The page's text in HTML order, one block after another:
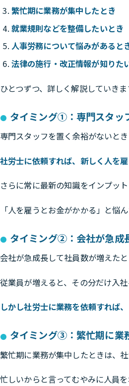
繁忙期に業務が集中したとき
就業規則などを整備したいとき
人事労務について悩みがあると
法律の施行・改正情報が知りた
ひとつずつ、詳しく解説していきま
タイミング①：専門スタッ
専門スタッフを置く余裕がないと
社労士に依頼すれば、新しく人を
さらに常に最新の知識をインプッ
「人を雇うとお金がかかる」と悩
タイミング②：会社が急成
会社が急成長して社員数が増えた
従業員が増えると、その分だけ入
しかし社労士に業務を依頼すれば
タイミング③：繁忙期に業
繁忙期に業務が集中したときは、
忙しいからと言ってむやみに人員